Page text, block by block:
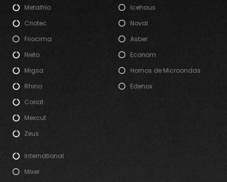
Metalfrio
Criotec
Friocima
Nieto
Migsa
Rhino
Coriat
Mexcut
Zeus
Icehaus
Noval
Asber
Econom
Hornos de Microondas
Edenox
International
Mixer